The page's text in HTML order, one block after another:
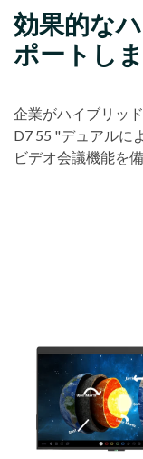
効果的な
ポートし
企業がハイブリッ
D7 55 "デュアルに
ビデオ会議機能を